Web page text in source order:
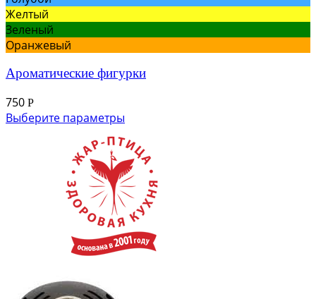
Желтый
Зеленый
Оранжевый
Ароматические фигурки
750 Р
Выберите параметры